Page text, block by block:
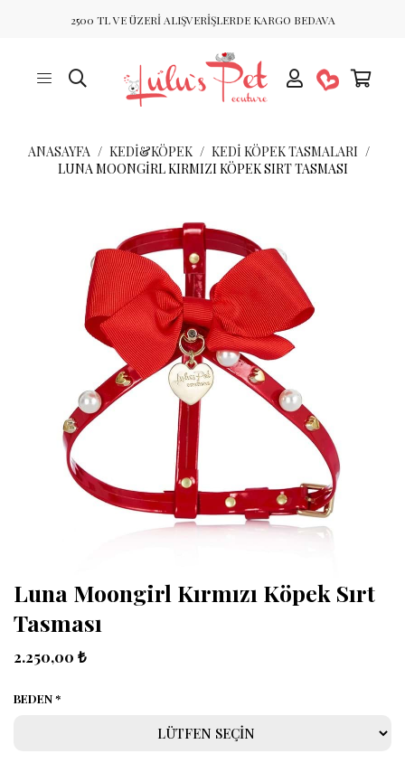
2500 TL VE ÜZERİ ALIŞVERİŞLERDE KARGO BEDAVA
ANASAYFA KEDİ&KÖPEK
KEDI KÖPEK TASMALARI
LUNA MOONGIRL KIRMIZI KÖPEK SIRT TASMASI
Luna Moongirl Kırmızı Köpek Sırt
Tasması
2.250,00 ₺
BEDEN